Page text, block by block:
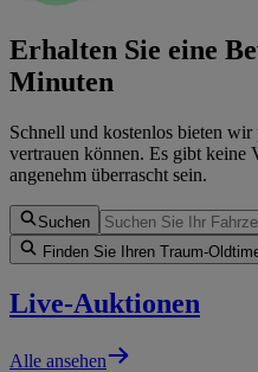
Erhalten Sie eine
Minuten
Schnell und kostenlos bieten
vertrauen können. Es gibt keine
angenehm überrascht sein.
Suchen
Finden Sie Ihren Traum-
Live-Auktionen
Alle ansehen